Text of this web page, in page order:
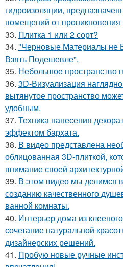
гидроизоляции,
помещений от проникновения
33. Плитка 1 или 2 сорт?
34. "Черновые Материалы не
Взять Подешевле".
35. Небольшое пространство
36. 3D-Визуализация
вытянутое пространство
удобным.
37. Техника нанесения
эффектом бархата.
38. В видео представлена
облицованная 3D-плиткой,
внимание своей
39. В этом видео мы делимся
созданию качественного
ванной комнаты.
40. Интерьер дома из
сочетание натуральной
дизайнерских решений.
41. Пробую новые ручные